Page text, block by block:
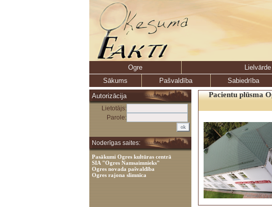
Ogre Lielvārde
Sākums
Pašvaldība Sabiedrība
Autorizācija
Lietotājs:
Parole:
Noderīgas saites:
Pasākumi Ogres kultūras centrā
SIA "Ogres Namsaimnieks"
Ogres novada pašvaldība
Ogres rajona slimnīca
Pacientu plūsma